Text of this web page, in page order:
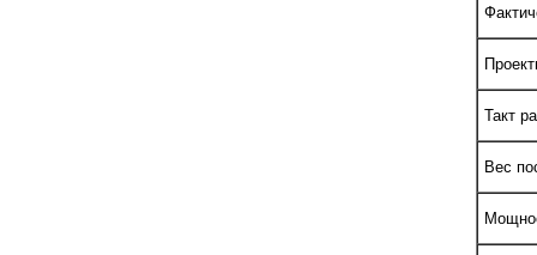
Такт
Вес